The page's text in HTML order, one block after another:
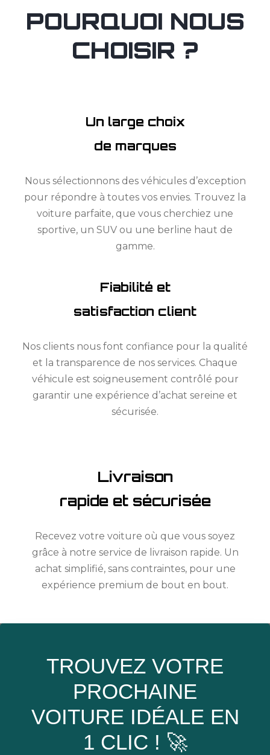
POURQUOI NOUS
CHOISIR ?
Un large choix
de marques
Nous sélectionnons des véhicules d’exception
pour répondre à toutes vos envies. Trouvez la
voiture parfaite, que vous cherchiez une
sportive, un SUV ou une berline haut de
gamme.
Fiabilité et
satisfaction client
Nos clients nous font confiance pour la qualité
et la transparence de nos services. Chaque
véhicule est soigneusement contrôlé pour
garantir une expérience d’achat sereine et
sécurisée.
Livraison
rapide et sécurisée
Recevez votre voiture où que vous soyez
grâce à notre service de livraison rapide. Un
achat simplifié, sans contraintes, pour une
expérience premium de bout en bout.
TROUVEZ VOTRE
PROCHAINE
VOITURE IDÉALE EN
1 CLIC ! 🚀